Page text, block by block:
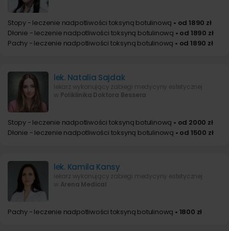
Stopy - leczenie nadpotliwości toksyną botulinową • od 1890 zł
Dłonie - leczenie nadpotliwości toksyną botulinową • od 1890 zł
Pachy - leczenie nadpotliwości toksyną botulinową • od 1890 zł
lek. Natalia Sajdak
lekarz wykonujący zabiegi medycyny estetycznej
w Poliklinika Doktora Bessera
Stopy - leczenie nadpotliwości toksyną botulinową • od 2000 zł
Dłonie - leczenie nadpotliwości toksyną botulinową • od 1500 zł
lek. Kamila Kansy
lekarz wykonujący zabiegi medycyny estetycznej
w Arena Medical
Pachy - leczenie nadpotliwości toksyną botulinową • 1800 zł